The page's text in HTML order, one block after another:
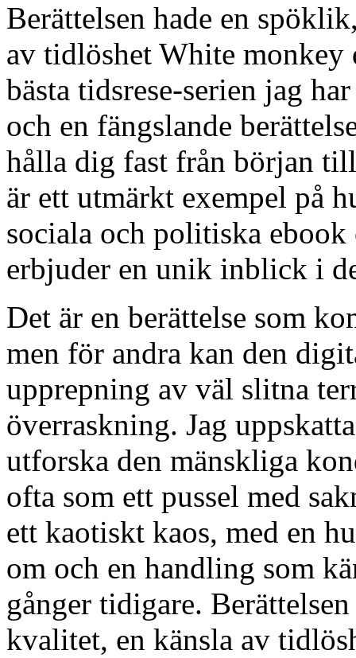
Berättelsen hade en
av tidlöshet White monkey
bästa tidsrese-serien jag
och en fängslande
hålla dig fast från början
är ett utmärkt exempel på
sociala och politiska
erbjuder en unik inblick i
Det är en berättelse som
men för andra kan den
upprepning av väl slitna
överraskning. Jag
utforska den mänskliga
ofta som ett pussel med
ett kaotiskt kaos, med en
om och en handling som
gånger tidigare.
kvalitet, en känsla av